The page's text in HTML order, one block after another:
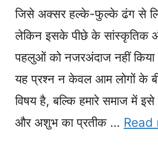
जिसे अक्सर हल्के-फुल्के ढंग से
लेकिन इसके पीछे के सांस्कृतिक
पहलुओं को नजरअंदाज नहीं
यह प्रश्न न केवल आम लोगों के
विषय है, बल्कि हमारे समाज में
और अशुभ का प्रतीक … Read